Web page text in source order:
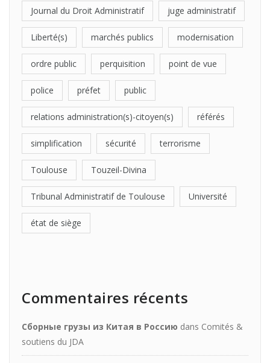
Journal du Droit Administratif juge administratif
Liberté(s) marchés publics modernisation
ordre public perquisition point de vue
police préfet public
relations administration(s)-citoyen(s) référés
simplification sécurité terrorisme
Toulouse Touzeil-Divina
Tribunal Administratif de Toulouse Université
état de siège
Commentaires récents
Сборные грузы из Китая в Россию dans Comités &
soutiens du JDA